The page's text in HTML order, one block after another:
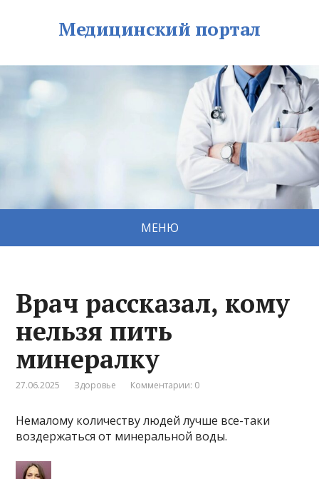
Медицинский портал
МЕНЮ
Врач рассказал, кому
нельзя пить
минералку
27.06.2025 Здоровье Комментарии: 0
Немалому количеству людей лучше все-таки
воздержаться от минеральной воды.